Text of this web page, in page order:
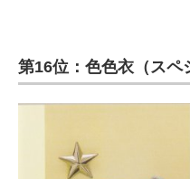
第16位：色色衣（スペ